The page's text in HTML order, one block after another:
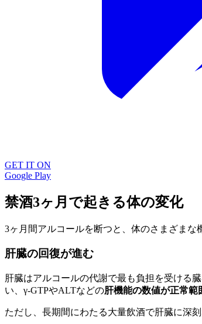
GET IT ON
Google Play
禁酒3ヶ月で起きる体の変化
3ヶ月間アルコールを断つと、体のさまざまな
肝臓の回復が進む
肝臓はアルコールの代謝で最も負担を受ける
い、γ-GTPやALTなどの肝機能の数値が正常範
ただし、長期間にわたる大量飲酒で肝臓に深